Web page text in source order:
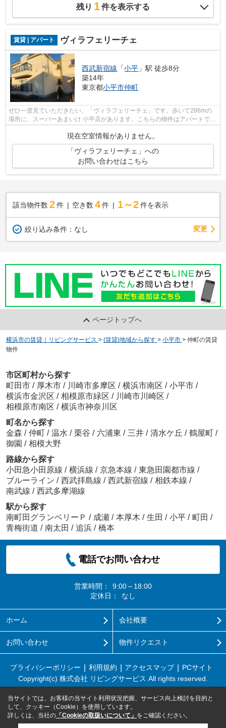
残り 1件を表示する
賃貸 | アパート ヴィラフェリーチェ
西武新宿線 「小平 」駅 徒歩8分
築14年
東京都小平市仲町
ぜひ一度見ていただきたい、「ヴィラフェリーチェ」です。歩いて286mの
場所に、スーパーあまいけ 小平店があります。こちらの物件はアパートで
現在空室情報がありません。
「ヴィラフェリーチェ」への
お問い合わせはこちら
該当物件数 2件 空き数 4 件 1～2 件を表示
絞り込み条件： なし 変更
ページトップへ
横浜市の賃貸｜リビングサービス > (賃貸)地域から探す > 小平市 > 仲町の賃貸
物件
市区町村から探す
町田市 / 厚木市 / 川崎市多摩区 / 横浜市南区 / 小平市 /
横浜市金沢区 / 相模原市緑区 / 川崎市川崎区 /
相模原市南区 / 横浜市神奈川区
町名から探す
金森 / 仲町 / 温水 / 栗谷 / 六浦東 / 三井 / 清水ケ丘 / 鶴屋町 /
御園 / 相模大野
路線から探す
小田急小田原線 / 横浜線 / 京急本線 / 東急田園都市線 /
ブルーライン / 西武拝島線 / 西武新宿線 / 相鉄本線 /
南武線 / 西武多摩湖線
駅から探す
南町田グランベリーＰ / 成瀬 / 本厚木 / 生田 / 小平 / 町田 /
青梅街道 / 南太田 / 追浜 / 橋本
電話でお問い合わせ
営業時間：
9:00～18:00
定休日：
なし
ホーム 会社概要
お問い合わせ 物件リクエスト
プライバシーポリシー 利用規約 アクセスマップ
PCサイト
Copyright(c) 株式会社 リビングサービス All rights reserved.
当サイトでは、お客様の当サイト利用状況把握、サービス向上検討を目的と
して、クッキー（Cookie）を使用しています。
詳しくは、当社の 「Cookieの取扱いについて」 をご確認ください。